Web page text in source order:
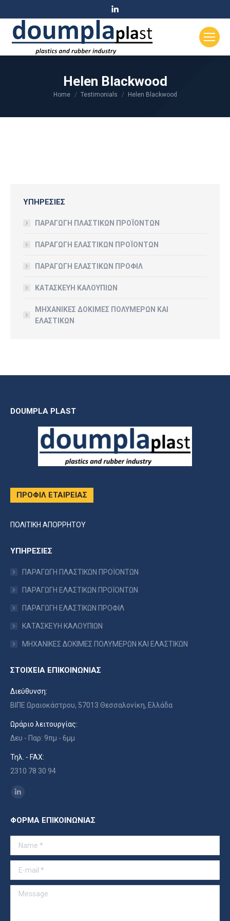
opens
window
Helen Blackwood
You are here:
Home Testimonials Helen Blackwood
ΥΠΗΡΕΣΙΕΣ
ΠΑΡΑΓΩΓΗ ΠΛΑΣΤΙΚΩΝ ΠΡΟΪΟΝΤΩΝ
ΠΑΡΑΓΩΓΗ ΕΛΑΣΤΙΚΩΝ ΠΡΟΪΟΝΤΩΝ
ΠΑΡΑΓΩΓΗ ΕΛΑΣΤΙΚΩΝ ΠΡΟΦΙΛ
ΚΑΤΑΣΚΕΥΗ ΚΑΛΟΥΠΙΩΝ
ΜΗΧΑΝΙΚΕΣ ΔΟΚΙΜΕΣ ΠΟΛΥΜΕΡΩΝ ΚΑΙ
ΕΛΑΣΤΙΚΩΝ
DOUMPLA PLAST
ΠΡΟΦΙΛ ΕΤΑΙΡΕΙΑΣ
ΠΟΛΙΤΙΚΗ ΑΠΟΡΡΗΤΟΥ
ΥΠΗΡΕΣΙΕΣ
ΠΑΡΑΓΩΓΗ ΠΛΑΣΤΙΚΩΝ ΠΡΟΪΟΝΤΩΝ
ΠΑΡΑΓΩΓΗ ΕΛΑΣΤΙΚΩΝ ΠΡΟΪΟΝΤΩΝ
ΠΑΡΑΓΩΓΗ ΕΛΑΣΤΙΚΩΝ ΠΡΟΦΙΛ
ΚΑΤΑΣΚΕΥΗ ΚΑΛΟΥΠΙΩΝ
ΜΗΧΑΝΙΚΕΣ ΔΟΚΙΜΕΣ ΠΟΛΥΜΕΡΩΝ ΚΑΙ ΕΛΑΣΤΙΚΩΝ
ΣΤΟΙΧΕΙΑ ΕΠΙΚΟΙΝΩΝΙΑΣ
Διεύθυνση:
ΒΙΠΕ Ωραιοκάστρου, 57013 Θεσσαλονίκη, Ελλάδα
Ωράριο λειτουργίας:
Δευ - Παρ: 9πμ - 6μμ
Τηλ. - FAX:
2310 78 30 94
Find us on:
opens
in
ΦΟΡΜΑ ΕΠΙΚΟΙΝΩΝΙΑΣ
Name *
E-mail *
Message